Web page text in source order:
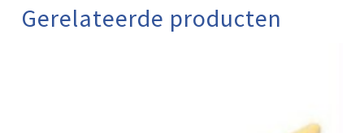
Gerelateerde producten